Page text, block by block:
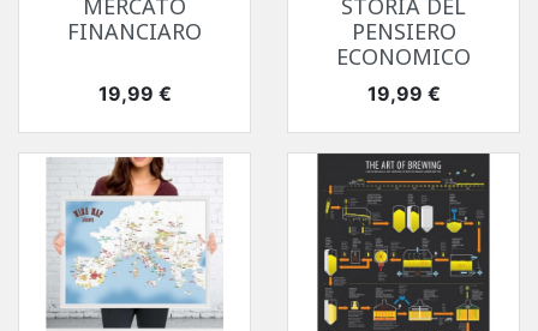
MERCATO
FINANCIARO
Prezzo
19,99 €
STORIA DEL
PENSIERO
ECONOMICO
Prezzo
19,99 €